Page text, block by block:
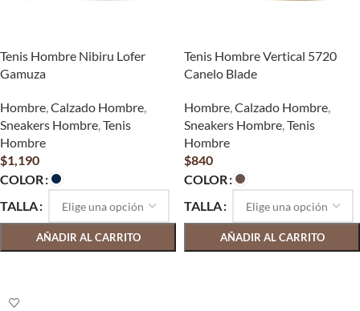
Tenis Hombre Nibiru Lofer
Gamuza
Hombre,Calzado Hombre,
Sneakers Hombre,Tenis
Hombre
$1,190
COLOR
TALLA
AÑADIR AL CARRITO
Tenis Hombre Vertical 5720
Canelo Blade
Hombre,Calzado Hombre,
Sneakers Hombre,Tenis
Hombre
$840
COLOR
TALLA
AÑADIR AL CARRITO